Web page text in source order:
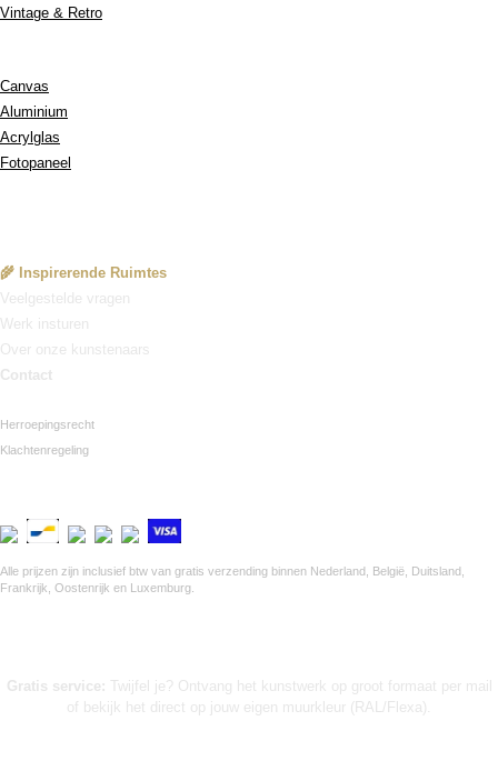
Vintage & Retro
Canvas
Aluminium
Acrylglas
Fotopaneel
🌾 Inspirerende Ruimtes
Veelgestelde vragen
Werk insturen
Over onze kunstenaars
Contact
Herroepingsrecht
Klachtenregeling
Alle prijzen zijn inclusief btw van gratis verzending binnen Nederland, België, Duitsland,
Frankrijk, Oostenrijk en Luxemburg.
Gratis service: Twijfel je? Ontvang het kunstwerk op groot formaat per mail
of bekijk het direct op jouw eigen muurkleur (RAL/Flexa).